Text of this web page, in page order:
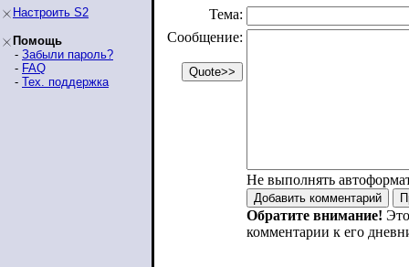
Настроить S2
Помощь
- Забыли пароль?
- FAQ
- Тех. поддержка
Тема:
Сообщение:
Не выполнять
Обратите внимание!
комментарии к его